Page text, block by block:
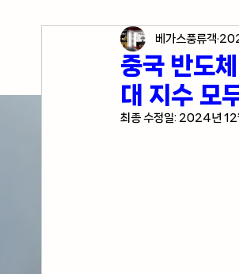
각종 자산 투자 미국
미국 여행 정보 전업
중국 반도
대 지수
베가스풍류객
최종 수정일: 2024년 12